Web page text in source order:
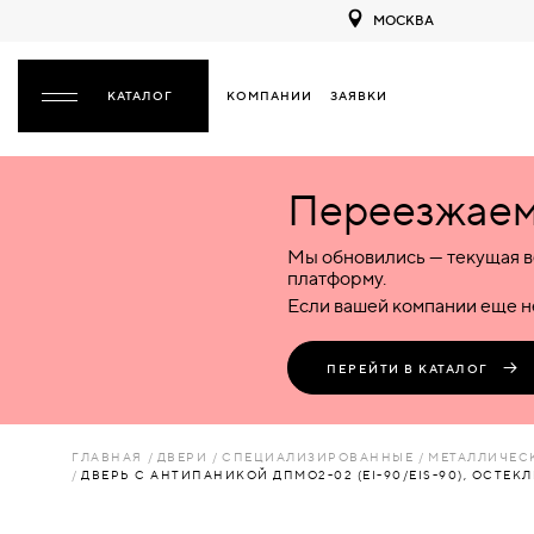
МОСКВА
КОМПАНИИ ЗАЯВКИ
НАЗАД
ПЛАСТИКОВЫЕ
ЛЮКИ
Межкомнатные
Деревянные
Пластиковые
Комбинированные
Входные
Металлические
Пластиковые
Стеклянные
Комбинированные
Специализированные
Металлические
Пластиковые
Стеклянные
Комбинированные
Мы обновились — текущая
платформу.
Если вашей компании еще
ПЕРЕЙТИ В КАТАЛОГ
ГЛАВНАЯ ДВЕРИ СПЕЦИАЛИЗИРОВАННЫЕ
ДВЕРЬ С АНТИПАНИКОЙ ДПМО2-02 (EI-90/EIS-90),